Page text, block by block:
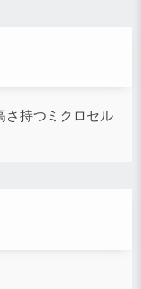
さ持つミクロセル